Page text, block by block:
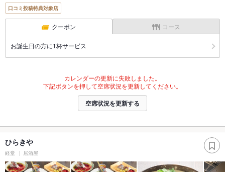
口コミ投稿特典対象店
クーポン コース
お誕生日の方に1杯サービス
カレンダーの更新に失敗しました。
下記ボタンを押して空席状況を更新してください。
空席状況を更新する
ひらきや
経堂 居酒屋